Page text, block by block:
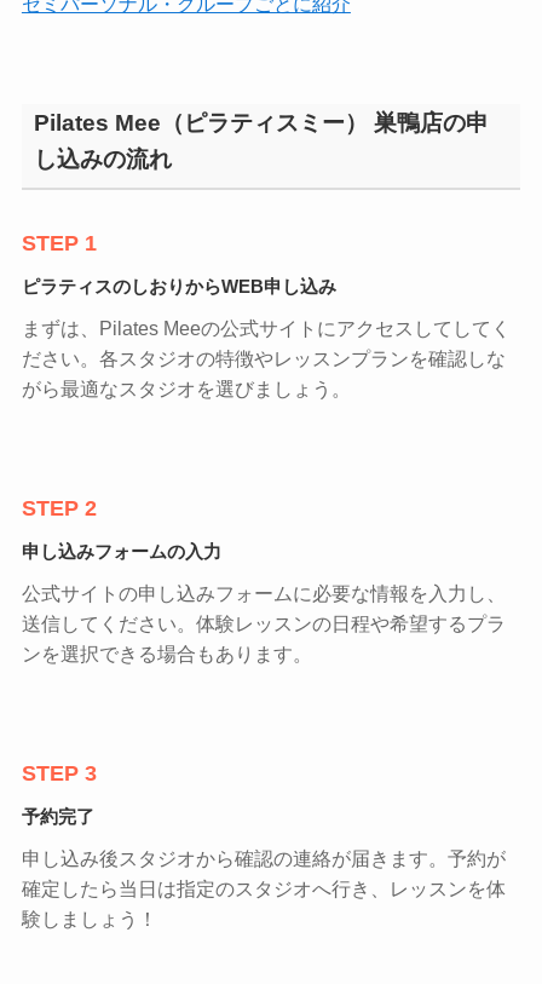
Pilates Mee（ピラティスミー） 巣鴨店の申
し込みの流れ
STEP 1
ピラティスのしおりからWEB申し込み
まずは、Pilates Meeの公式サイトにアクセスしてしてく
ださい。各スタジオの特徴やレッスンプランを確認しな
がら最適なスタジオを選びましょう。
STEP 2
申し込みフォームの入力
公式サイトの申し込みフォームに必要な情報を入力し、
送信してください。体験レッスンの日程や希望するプラ
ンを選択できる場合もあります。
STEP 3
予約完了
申し込み後スタジオから確認の連絡が届きます。予約が
確定したら当日は指定のスタジオへ行き、レッスンを体
験しましょう！